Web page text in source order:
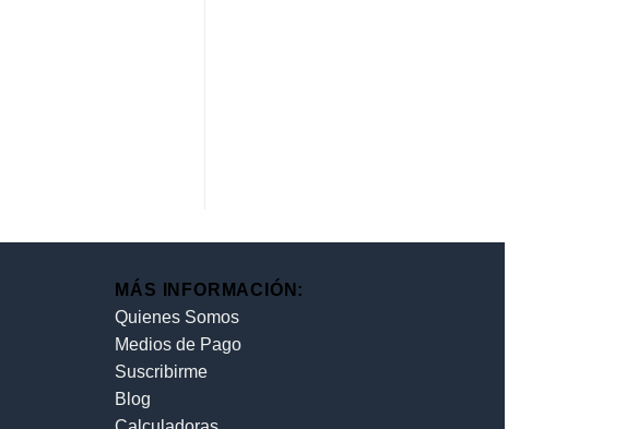
MÁS INFORMACIÓN:
Quienes Somos
Medios de Pago
Suscribirme
Blog